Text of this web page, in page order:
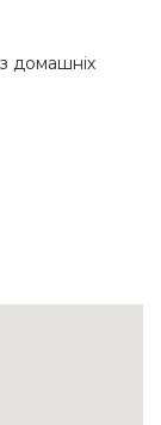
домашніх